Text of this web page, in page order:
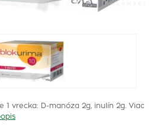
1 vrecka: D-manóza 2g, inulín 2g. Viac